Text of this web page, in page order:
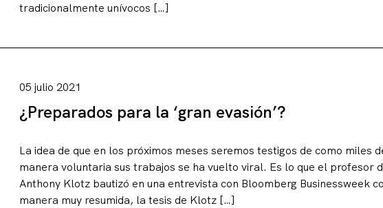
tradicionalmente unívocos […]
05 julio 2021
¿Preparados para la ‘gran evasión’?
La idea de que en los próximos meses seremos testigos de como miles
manera voluntaria sus trabajos se ha vuelto viral. Es lo que el profesor
Anthony Klotz bautizó en una entrevista con Bloomberg Businessweek
manera muy resumida, la tesis de Klotz […]